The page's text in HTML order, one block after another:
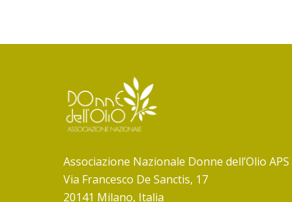
Associazione Nazionale Donne dell’Olio APS
Via Francesco De Sanctis, 17
20141 Milano, Italia